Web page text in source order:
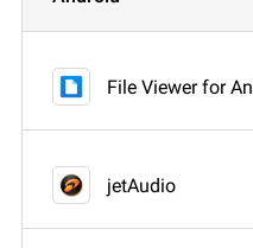
File Viewer for
jetAudio